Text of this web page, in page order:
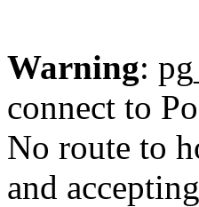
Warning:
connect to
No route to
and